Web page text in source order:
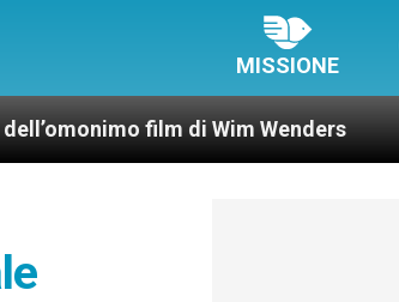
MISSIONE
film di Wim Wenders Lunedì